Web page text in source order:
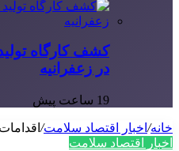
کشف کارگاه
در زعفرانیه
19 ساعت پیش
خانه/ اخبار اقتصاد سلامت/
اخبار اقتصاد سلامت